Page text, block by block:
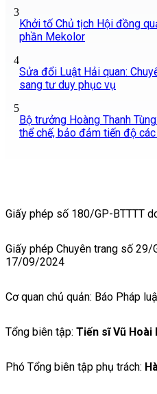
3
Khởi tố Chủ tịch Hội đồng
phần Mekolor
4
Sửa đổi Luật Hải quan:
sang tư duy phục vụ
5
Bộ trưởng Hoàng Thanh
thể chế, bảo đảm tiến độ
Giấy phép số 180/GP-BTTTT
Giấy phép Chuyên trang số 29/
17/09/2024
Cơ quan chủ quản: Báo Pháp
Tổng biên tập: Tiến sĩ Vũ Hoài
Phó Tổng biên tập phụ trách: